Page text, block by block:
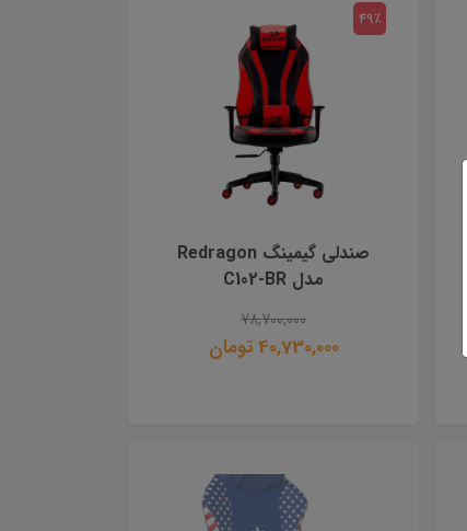
صندلی گیمینگ Redragon
مدل C102-BR
78,700,000
40,730,000 تومان
49٪